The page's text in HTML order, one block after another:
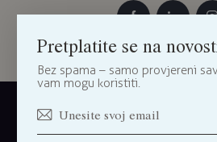
ThemeREX© {{Y}}. All
Pretplatite se na
Bez spama – samo provjereni
vam mogu koristiti.